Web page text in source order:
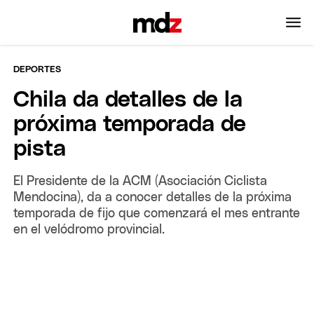
DEPORTES
Chila da detalles de la
próxima temporada de
pista
El Presidente de la ACM (Asociación Ciclista
Mendocina), da a conocer detalles de la próxima
temporada de fijo que comenzará el mes entrante
en el velódromo provincial.